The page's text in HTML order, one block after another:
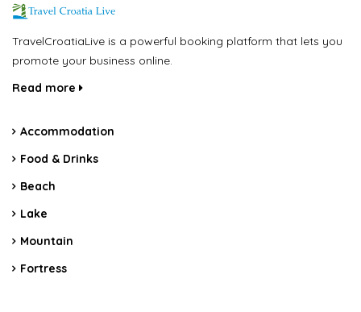
TravelCroatiaLive is a powerful booking platform that lets you
promote your business online.
Read more
Accommodation
Food & Drinks
Beach
Lake
Mountain
Fortress